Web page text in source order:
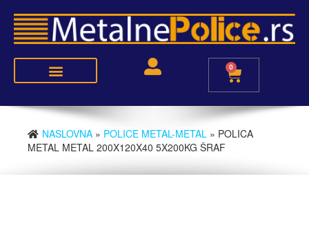
0
NASLOVNA » POLICE METAL-METAL » POLICA
METAL METAL 200X120X40 5X200KG ŠRAF